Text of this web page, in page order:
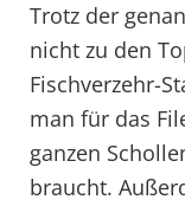
Trotz der
nicht zu den
Fischverzehr-
man für das
ganzen
braucht.